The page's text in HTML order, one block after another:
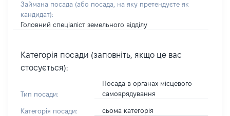
Займана посада (або посада, на яку претендуєте як
кандидат):
Головний спеціаліст земельного відділу
Категорія посади (заповніть, якщо це вас
стосується):
Тип посади:
Посада в органах місцевого
самоврядування
Категорія посади: сьома категорія